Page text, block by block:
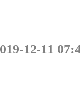
12-11